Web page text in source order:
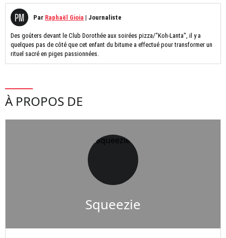
Par Raphaël Gioia | Journaliste
Des goûters devant le Club Dorothée aux soirées pizza/"Koh-Lanta", il y a
quelques pas de côté que cet enfant du bitume a effectué pour transformer un
rituel sacré en piges passionnées.
À PROPOS DE
Squeezie